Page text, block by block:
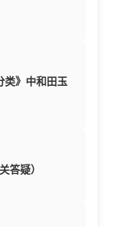
》中和田玉
答疑）